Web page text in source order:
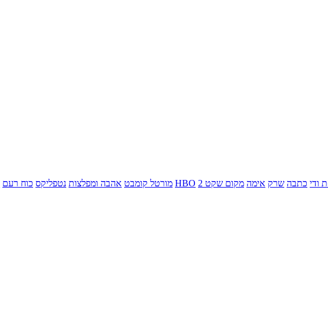
כתבה שרק אימה מקום שקט 2 HBO מורטל קומבט אהבה ומפלצות נטפליקס כוח רעם